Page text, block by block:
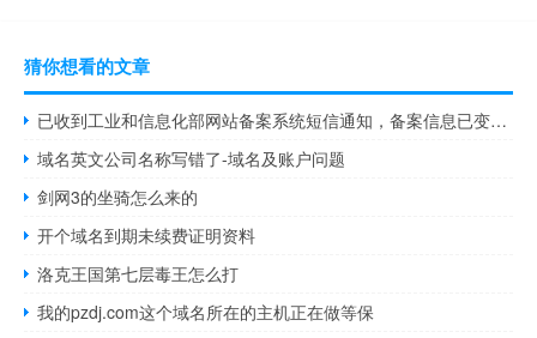
猜你想看的文章
已收到工业和信息化部网站备案系统短信通知，备案信息已变更，为
域名英文公司名称写错了-域名及账户问题
剑网3的坐骑怎么来的
开个域名到期未续费证明资料
洛克王国第七层毒王怎么打
我的pzdj.com这个域名所在的主机正在做等保